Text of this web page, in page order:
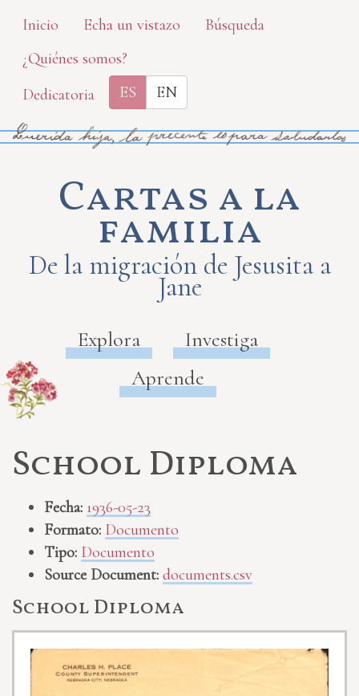
Skip
main
content
Inicio Echa un vistazo
Búsqueda
¿Quiénes somos?
Dedicatoria
ES EN
Cartas a la
familia
De la migración de Jesusita a
Jane
Explora
Investiga
Aprende
School Diploma
Fecha: 1936-05-23
Formato: Documento
Tipo: Documento
Source Document: documents.csv
School Diploma